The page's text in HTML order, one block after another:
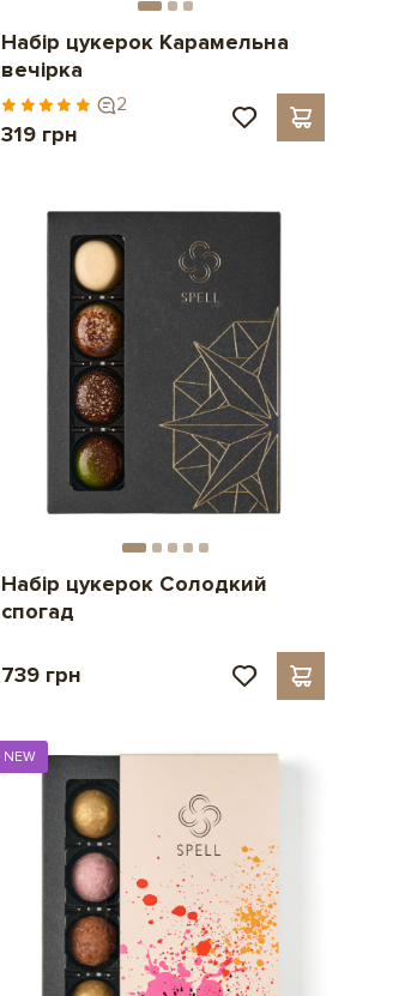
Набір цукерок Карамельна
вечірка
2
319 грн
Набір цукерок Солодкий
спогад
739 грн
NEW